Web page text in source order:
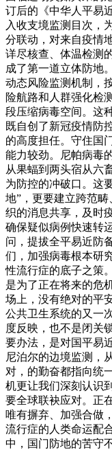
订后的《中华人平易
入收支境监测目次，
分联动，对来自疫情
详尽核查、体温检测
成了第一道立体防地
动态风险监测机制，
险航路和人群强化检
段压缩病毒空间。这
既自创了新冠疫情防
的高度担任。守住国
能力较劲。尼帕病毒
从果蝠到两头宿从六
为防控的冲破口。这
地”，更要建立跨范畴
织的消息共享，及时
确保疑似病例快速转
问，提拔全平易近防
们，加强病毒根本研
性流行症的底子之策
是为了正在将来的危
场上，没有绝对的平
公共卫生系统的又一
度反映，也不是闭关
要办法，是对国平易
尼泊尔的边境监测，
对，的勤奋都指向统
机更让我们深刻认识
要全球联袂应对。正
唯有摒弃、加强合做
流行症的人类命运配
中，国门防地的苦守